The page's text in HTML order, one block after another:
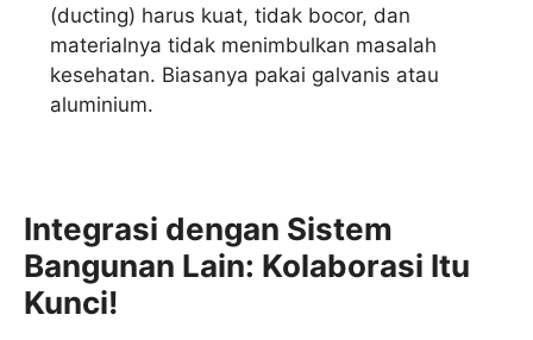
(ducting) harus kuat, tidak bocor, dan
materialnya tidak menimbulkan masalah
kesehatan. Biasanya pakai galvanis atau
aluminium.
Integrasi dengan Sistem
Bangunan Lain: Kolaborasi Itu
Kunci!